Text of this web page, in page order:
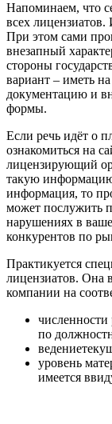
Напоминаем, что
всех
При этом сами
внезапный
стороны
вариант – иметь
документацию и
формы.
Если речь идёт о
ознакомиться на
лицензирующий
такую
информация, то
может послужить
нарушениях в
конкурентов по
Практикуется
лицензиатов. Она
компании на
численности
по
уровень
имеется